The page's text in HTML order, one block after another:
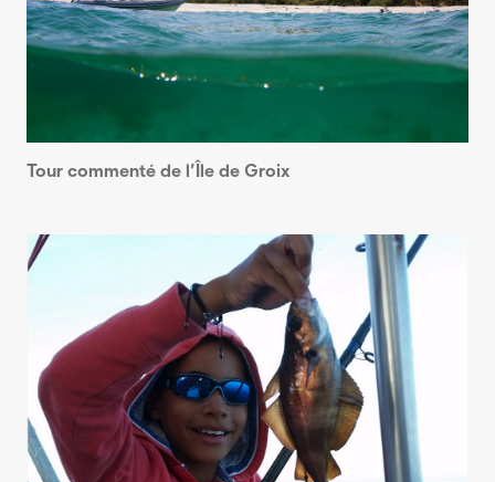
Tour commenté de l’Île de Groix